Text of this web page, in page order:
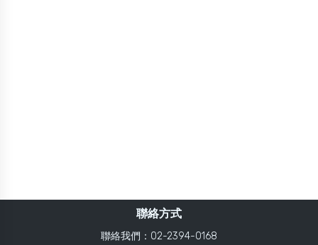
聯絡方式
聯絡我們：02-2394-0168